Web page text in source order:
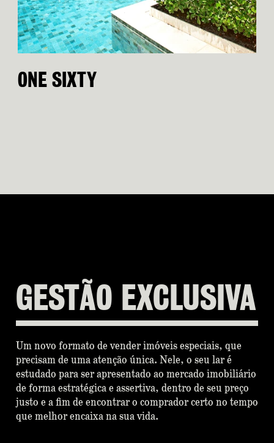
ONE SIXTY
GESTÃO EXCLUSIVA
Um novo formato de vender imóveis especiais, que
precisam de uma atenção única. Nele, o seu lar é
estudado para ser apresentado ao mercado imobiliário
de forma estratégica e assertiva, dentro de seu preço
justo e a fim de encontrar o comprador certo no tempo
que melhor encaixa na sua vida.